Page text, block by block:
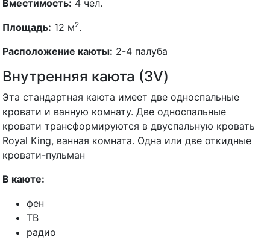
Вместимость: 4 чел.
Площадь: 12 м2.
Расположение каюты: 2-4 палуба
Внутренняя каюта (3V)
Эта стандартная каюта имеет две односпальные
кровати и ванную комнату. Две односпальные
кровати трансформируются в двуспальную кровать
Royal King, ванная комната. Одна или две откидные
кровати-пульман
В каюте:
фен
ТВ
радио